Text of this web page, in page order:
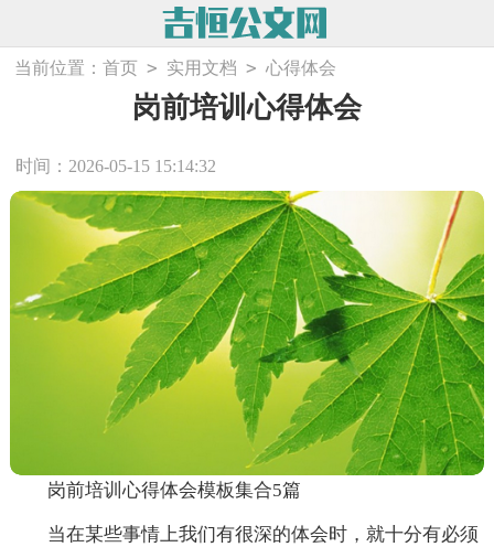
当前位置：首页 > 实用文档 > 心得体会
岗前培训心得体会
时间：2026-05-15 15:14:32
岗前培训心得体会模板集合5篇
当在某些事情上我们有很深的体会时，就十分有必须